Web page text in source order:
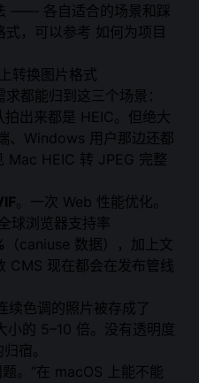
—— 各自适合的场景和踩
式，可以参考 如何为项目
转换图片格式
都能归到这三个场景：
出来都是 HEIC。但绝大
、Windows 用户那边还都
Mac HEIC 转 JPEG 完整
。一次 Web 性能优化。
球浏览器支持率
（caniuse 数据），加上文
CMS 现在都会在发布管线
续色调的照片被存成了
小的 5–10 倍。没有透明度
宿。
。“在 macOS 上能不能